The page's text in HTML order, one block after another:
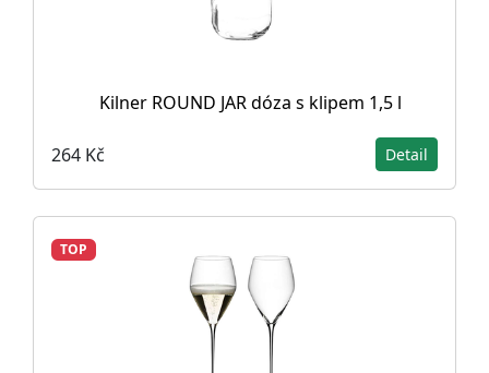
Kilner ROUND JAR dóza s klipem 1,5 l
264 Kč Detail
TOP